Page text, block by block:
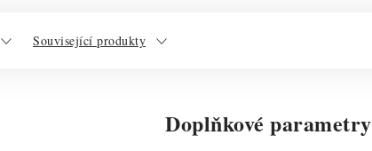
Související produkty
Doplňkové parametry